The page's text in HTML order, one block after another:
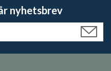
nyhetsbrev